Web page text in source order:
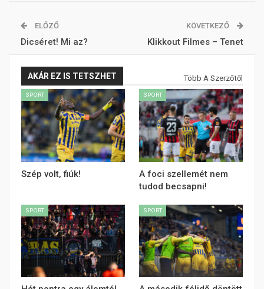
ELŐZŐ
Dicséret! Mi az?
KÖVETKEZŐ
Klikkout Filmes – Tenet
AKÁR EZ IS TETSZHET Több A Szerzőtől
SPORT
Szép volt, fiúk!
SPORT
A foci szellemét nem
tudod becsapni!
SPORT SPORT